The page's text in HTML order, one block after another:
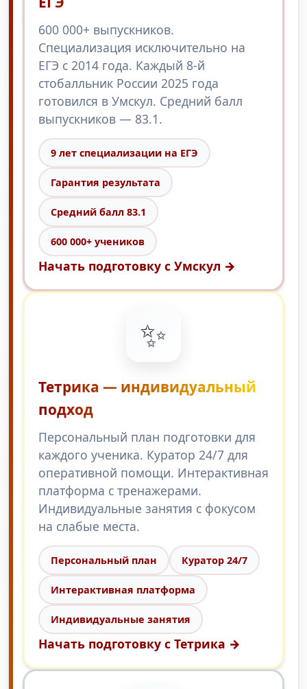
600 000+ выпускников.
Специализация исключительно на
ЕГЭ с 2014 года. Каждый 8-й
стобалльник России 2025 года
готовился в Умскул. Средний балл
выпускников — 83.1.
9 лет специализации на ЕГЭ
Гарантия результата
Средний балл 83.1
600 000+ учеников
Начать подготовку с Умскул →
✨
Тетрика — индивидуальный
подход
Персональный план подготовки для
каждого ученика. Куратор 24/7 для
оперативной помощи. Интерактивная
платформа с тренажерами.
Индивидуальные занятия с фокусом
на слабые места.
Персональный план Куратор 24/7
Интерактивная платформа
Индивидуальные занятия
Начать подготовку с Тетрика →